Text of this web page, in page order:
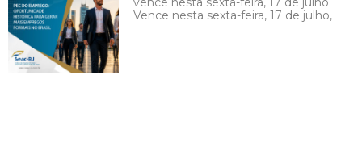
Vence nesta sexta-feira, 17 de julho,